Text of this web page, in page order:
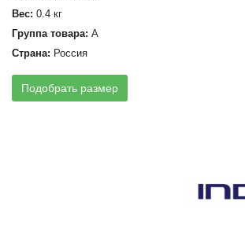
Вес: 0.4 кг
Группа товара: А
Страна: Россия
Подобрать размер